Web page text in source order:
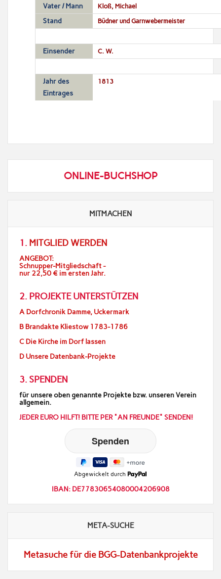
Vater / Mann Kloß, Michael
Stand Büdner und Garnwebermeister
Einsender C. W.
Jahr des
Eintrages
1813
ONLINE-BUCHSHOP
MITMACHEN
1. MITGLIED WERDEN
ANGEBOT:
Schnupper-Mitgliedschaft -
nur 22,50 € im ersten Jahr.
2. PROJEKTE UNTERSTÜTZEN
A Dorfchronik Damme, Uckermark
B Brandakte Kliestow 1783-1786
C Die Kirche im Dorf lassen
D Unsere Datenbank-Projekte
3. SPENDEN
für unsere oben genannte Projekte bzw. unseren Verein
allgemein.
JEDER EURO HILFT! BITTE PER "AN FREUNDE" SENDEN!
Abgewickelt durch
IBAN: DE77830654080004206908
META-SUCHE
Metasuche für die BGG-Datenbankprojekte